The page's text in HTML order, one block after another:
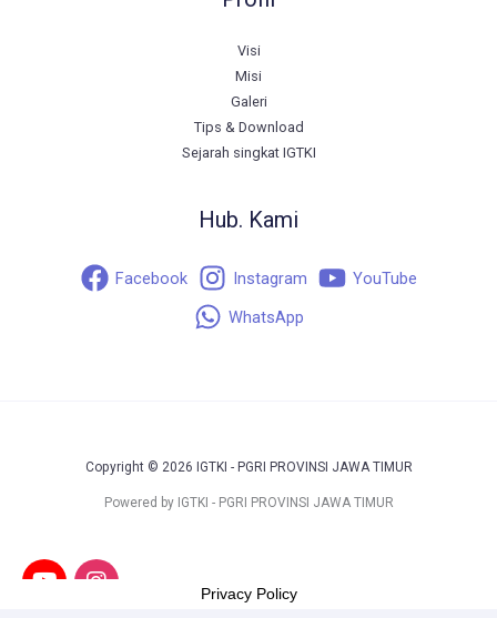
Visi
Misi
Galeri
Tips & Download
Sejarah singkat IGTKI
Hub. Kami
Facebook Instagram
YouTube
WhatsApp
Copyright © 2026 IGTKI - PGRI PROVINSI JAWA TIMUR
Powered by IGTKI - PGRI PROVINSI JAWA TIMUR
Privacy Policy